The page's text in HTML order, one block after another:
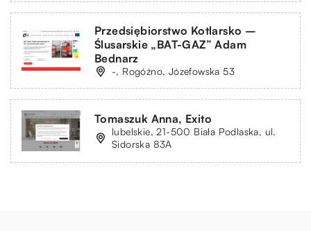
Przedsiębiorstwo Kotlarsko –
Ślusarskie „BAT-GAZ” Adam
Bednarz
-, Rogóźno, Józefowska 53
Tomaszuk Anna, Exito
lubelskie, 21-500 Biała Podlaska, ul.
Sidorska 83A